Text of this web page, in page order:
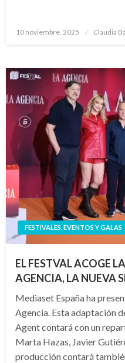
Publicado
10 noviembre, 2025 Claudia
FESTIVALES, EVENTOS Y GALAS
EL FESTVAL ACOGE
AGENCIA, LA NUEVA
Mediaset España ha
Agencia. Esta adaptación
Agent contará con un
Marta Hazas, Javier
producción contará